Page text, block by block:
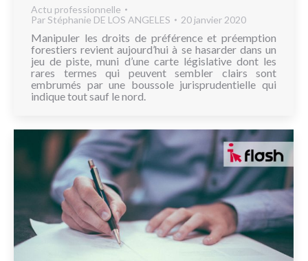
Actu professionnelle
ParStéphanie DE LOS ANGELES 20 janvier 2020
Manipuler les droits de préférence et préemption
forestiers revient aujourd’hui à se hasarder dans un
jeu de piste, muni d’une carte législative dont les
rares termes qui peuvent sembler clairs sont
embrumés par une boussole jurisprudentielle qui
indique tout sauf le nord.